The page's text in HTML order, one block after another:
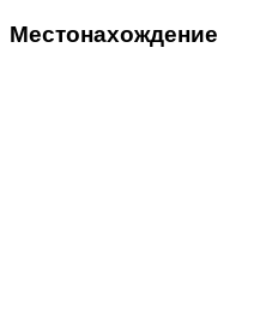
Местонахождение